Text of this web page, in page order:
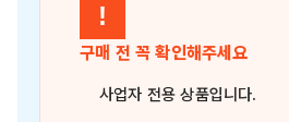
!
구매 전 꼭 확인해주세요
사업자 전용 상품입니다.